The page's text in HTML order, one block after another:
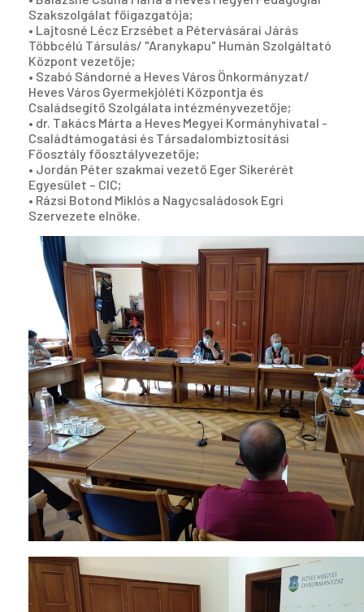
Szakszolgálat főigazgatója;
• Lajtosné Lécz Erzsébet a Pétervásárai Járás
Többcélú Társulás/ "Aranykapu" Humán Szolgáltató
Központ vezetője;
• Szabó Sándorné a Heves Város Önkormányzat/
Heves Város Gyermekjóléti Központja és
Családsegítő Szolgálata intézményvezetője;
• dr. Takács Márta a Heves Megyei Kormányhivatal -
Családtámogatási és Társadalombiztosítási
Főosztály főosztályvezetője;
• Jordán Péter szakmai vezető Eger Sikerérét
Egyesület – CIC;
• Rázsi Botond Miklós a Nagycsaládosok Egri
Szervezete elnöke.